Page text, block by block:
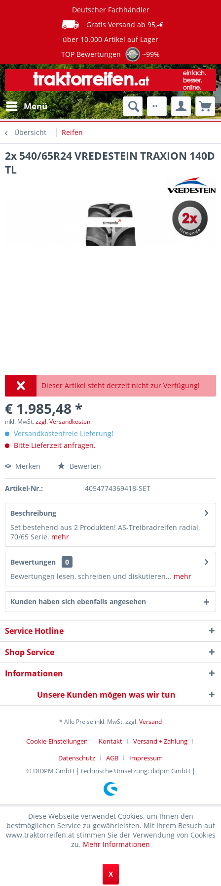
Deutscher Fachhändler
Gratis Versand ab 95,-€
über 10.000 Artikel auf Lager
TOP Bewertungen
~99%
Menü
Übersicht Reifen
2x 540/65R24 VREDESTEIN TRAXION 140D
TL
Dieser Artikel steht derzeit nicht zur Verfügung!
€ 1.985,48 *
inkl. MwSt.zzgl. Versandkosten
Versandkostenfreie Lieferung!
Bitte Lieferzeit anfragen.
Merken Bewerten
Artikel-Nr.: 4054774369418-SET
Beschreibung
Set bestehend aus 2 Produkten! AS-Treibradreifen radial,
70/65 Serie. mehr
Bewertungen
0
Bewertungen lesen, schreiben und diskutieren... mehr
Kunden haben sich ebenfalls angesehen
Service Hotline
Shop Service
Informationen
Unsere Kunden mögen was wir tun
* Alle Preise inkl. MwSt. zzgl.Versand
Cookie-Einstellungen Kontakt
Versand + Zahlung
Datenschutz
AGB
Impressum
© DIDPM GmbH | technische Umsetzung: didpm GmbH |
Diese Webseite verwendet Cookies, um Ihnen den
bestmöglichen Service zu gewährleisten. Mit Ihrem Besuch auf
www.traktorreifen.at stimmen Sie der Verwendung von Cookies
zu. Mehr Informationen
X